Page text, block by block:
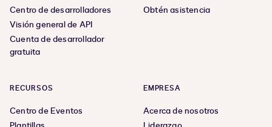
Centro de desarrolladores
Visión general de API
Cuenta de desarrollador
gratuita
Obtén asistencia
RECURSOS
Centro de Eventos
EMPRESA
Acerca de nosotros